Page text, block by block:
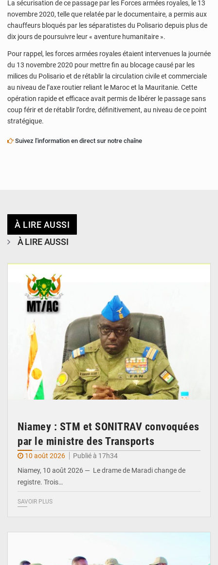
La sécurisation de ce passage par les Forces armées royales, le 13
novembre 2020, telle que relatée par le documentaire, a permis aux
chauffeurs bloqués par les séparatistes du Polisario depuis plus de
dix jours de poursuivre leur « aventure humanitaire ».
Pour rappel, les forces armées royales étaient intervenues la journée
du 13 novembre 2020 pour mettre fin au blocage causé par les
milices du Polisario et de rétablir la circulation civile et commerciale
au niveau de l’axe routier reliant le Maroc et la Mauritanie. Cette
opération rapide et efficace avait permis de libérer le passage sans
coup férir et de rétablir l’ordre, définitivement, au niveau de ce point
stratégique.
Suivez l'information en direct sur notre chaîne
À LIRE AUSSI
À LIRE AUSSI
Niamey : STM et SONITRAV convoquées
par le ministre des Transports
10 août 2026
Publié à 17h34
Niamey, 10 août 2026 — Le drame de Maradi change de
registre. Trois…
SAVOIR PLUS